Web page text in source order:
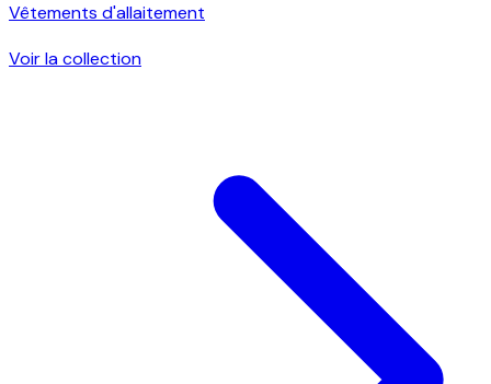
Vêtements d'allaitement
Voir la collection